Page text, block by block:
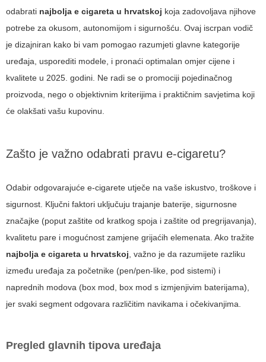
odabrati najbolja e cigareta u hrvatskoj koja zadovoljava njihove
potrebe za okusom, autonomijom i sigurnošću. Ovaj iscrpan vodič
je dizajniran kako bi vam pomogao razumjeti glavne kategorije
uređaja, usporediti modele, i pronaći optimalan omjer cijene i
kvalitete u 2025. godini. Ne radi se o promociji pojedinačnog
proizvoda, nego o objektivnim kriterijima i praktičnim savjetima koji
će olakšati vašu kupovinu.
Zašto je važno odabrati pravu e-cigaretu?
Odabir odgovarajuće e-cigarete utječe na vaše iskustvo, troškove i
sigurnost. Ključni faktori uključuju trajanje baterije, sigurnosne
značajke (poput zaštite od kratkog spoja i zaštite od pregrijavanja),
kvalitetu pare i mogućnost zamjene grijaćih elemenata. Ako tražite
najbolja e cigareta u hrvatskoj, važno je da razumijete razliku
između uređaja za početnike (pen/pen-like, pod sistemi) i
naprednih modova (box mod, box mod s izmjenjivim baterijama),
jer svaki segment odgovara različitim navikama i očekivanjima.
Pregled glavnih tipova uređaja